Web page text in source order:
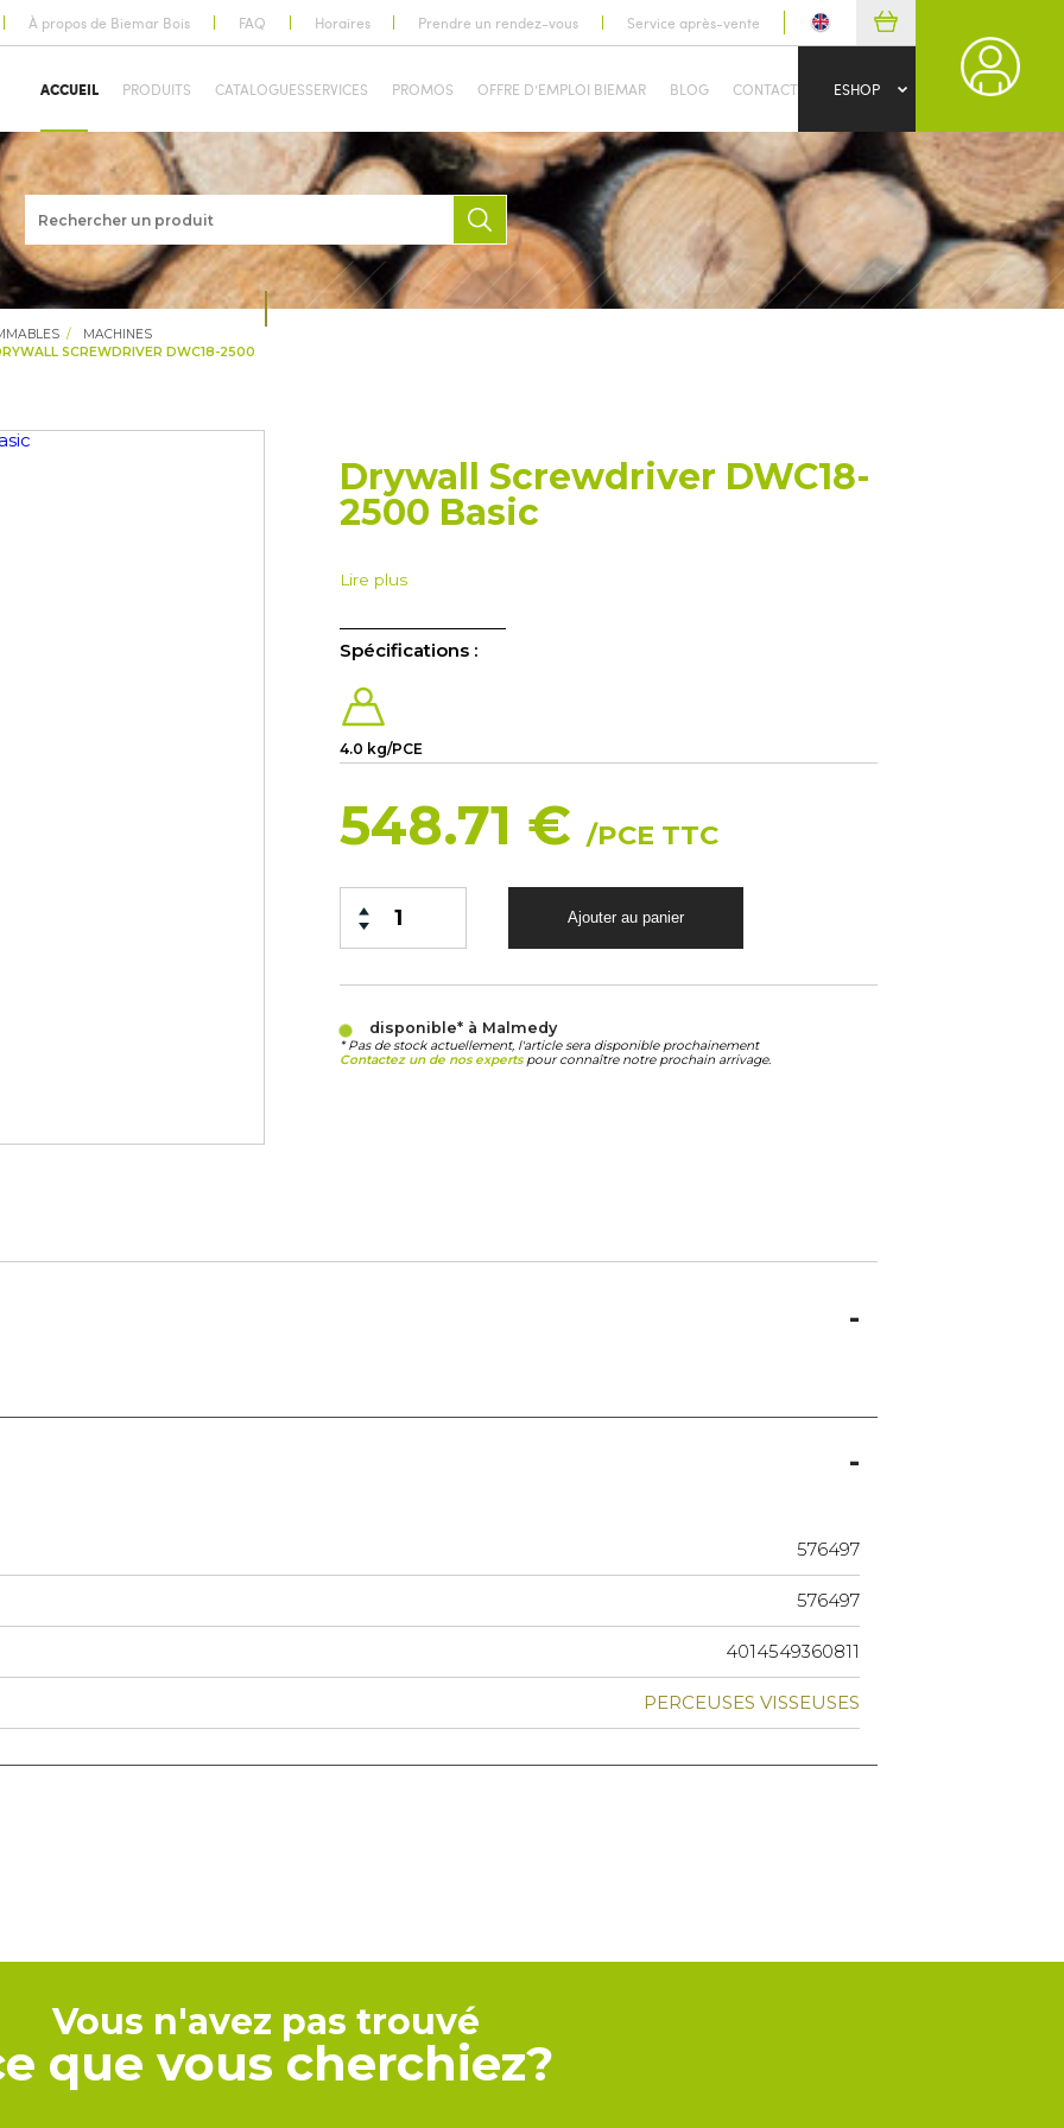
À propos de Biemar Bois FAQ Horaires Prendre un rendez-vous Service après-vente
ACCUEIL PRODUITS CATALOGUESSERVICES PROMOS OFFRE D’EMPLOI BIEMAR BLOG CONTACT ESHOP
MACHINES
SCREWDRIVER DWC18-2500
Drywall Screwdriver DWC18-
2500 Basic
Lire plus
Spécifications :
4.0 kg/PCE
548.71 € /PCE TTC
disponible* à Malmedy
* Pas de stock actuellement, l'article sera disponible prochainement
Contactez un de nos expertspour connaître notre prochain arrivage.
576497
576497
4014549360811
PERCEUSES VISSEUSES
Vous n'avez pas trouvé
que vous cherchiez?